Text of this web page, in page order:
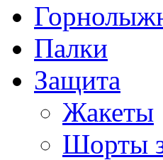
Палки
Защита
Жакеты
Шорты